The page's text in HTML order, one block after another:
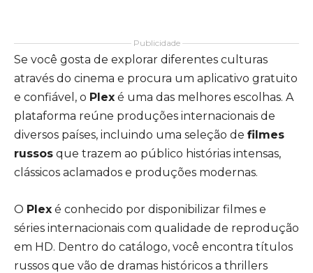
Publicidade
Se você gosta de explorar diferentes culturas
através do cinema e procura um aplicativo gratuito
e confiável, o Plex é uma das melhores escolhas. A
plataforma reúne produções internacionais de
diversos países, incluindo uma seleção de filmes
russos que trazem ao público histórias intensas,
clássicos aclamados e produções modernas.
O Plex é conhecido por disponibilizar filmes e
séries internacionais com qualidade de reprodução
em HD. Dentro do catálogo, você encontra títulos
russos que vão de dramas históricos a thrillers